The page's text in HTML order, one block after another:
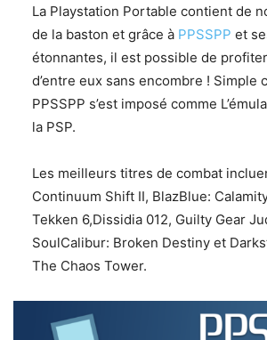
La Playstation Portable contient de
de la baston et grâce à PPSSPP et
étonnantes, il est possible de
d’entre eux sans encombre ! Simple
PPSSPP s’est imposé comme
la PSP.
Les meilleurs titres de combat
Continuum Shift II, BlazBlue:
Tekken 6,Dissidia 012, Guilty Gear
SoulCalibur: Broken Destiny et
The Chaos Tower.